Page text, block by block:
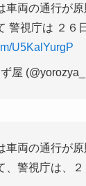
車両の通行が
警視庁は ２６
U5KalYurgP
屋
車両の通行が
、警視庁は、